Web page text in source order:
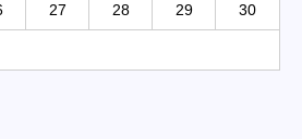
27 28 29 30